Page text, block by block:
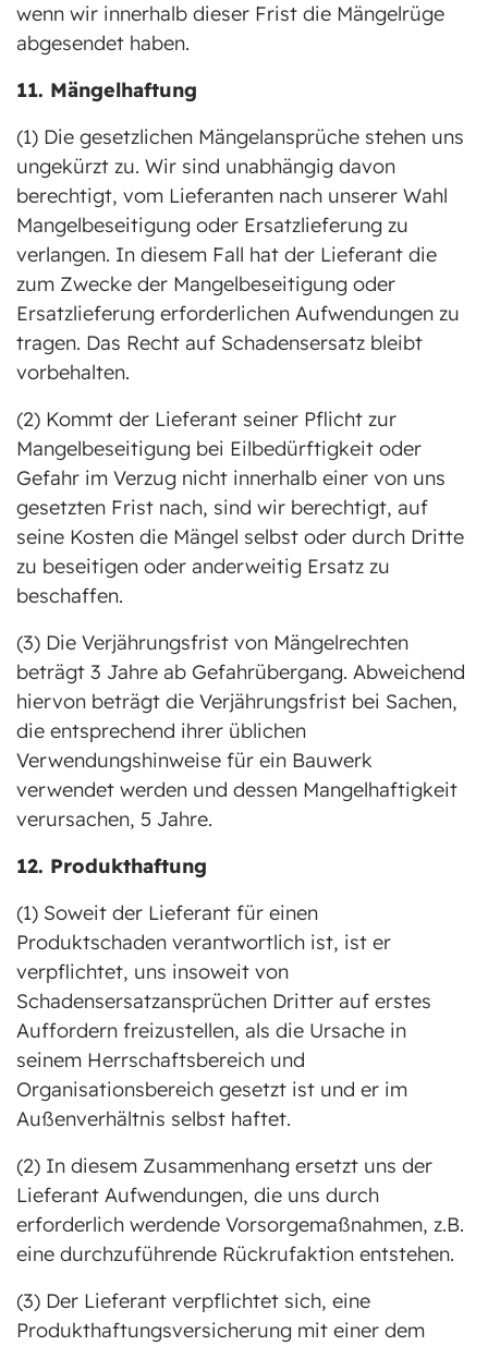
wenn wir innerhalb dieser Frist die Mängelrüge
abgesendet haben.
11. Mängelhaftung
(1) Die gesetzlichen Mängelansprüche stehen uns
ungekürzt zu. Wir sind unabhängig davon
berechtigt, vom Lieferanten nach unserer Wahl
Mangelbeseitigung oder Ersatzlieferung zu
verlangen. In diesem Fall hat der Lieferant die
zum Zwecke der Mangelbeseitigung oder
Ersatzlieferung erforderlichen Aufwendungen zu
tragen. Das Recht auf Schadensersatz bleibt
vorbehalten.
(2) Kommt der Lieferant seiner Pflicht zur
Mangelbeseitigung bei Eilbedürftigkeit oder
Gefahr im Verzug nicht innerhalb einer von uns
gesetzten Frist nach, sind wir berechtigt, auf
seine Kosten die Mängel selbst oder durch Dritte
zu beseitigen oder anderweitig Ersatz zu
beschaffen.
(3) Die Verjährungsfrist von Mängelrechten
beträgt 3 Jahre ab Gefahrübergang. Abweichend
hiervon beträgt die Verjährungsfrist bei Sachen,
die entsprechend ihrer üblichen
Verwendungshinweise für ein Bauwerk
verwendet werden und dessen Mangelhaftigkeit
verursachen, 5 Jahre.
12. Produkthaftung
(1) Soweit der Lieferant für einen
Produktschaden verantwortlich ist, ist er
verpflichtet, uns insoweit von
Schadensersatzansprüchen Dritter auf erstes
Auffordern freizustellen, als die Ursache in
seinem Herrschaftsbereich und
Organisationsbereich gesetzt ist und er im
Außenverhältnis selbst haftet.
(2) In diesem Zusammenhang ersetzt uns der
Lieferant Aufwendungen, die uns durch
erforderlich werdende Vorsorgemaßnahmen, z.B.
eine durchzuführende Rückrufaktion entstehen.
(3) Der Lieferant verpflichtet sich, eine
Produkthaftungsversicherung mit einer dem